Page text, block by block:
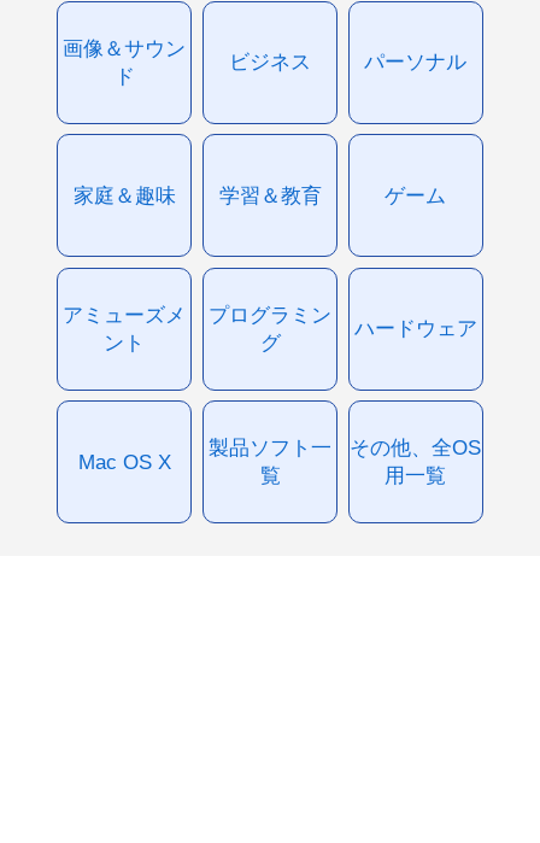
画像＆サウン
ド
ビジネス パーソナル
家庭＆趣味 学習＆教育 ゲーム
アミューズメ
ント
プログラミン
グ
ハードウェア
Mac OS X
製品ソフト一
覧
その他、全OS
用一覧